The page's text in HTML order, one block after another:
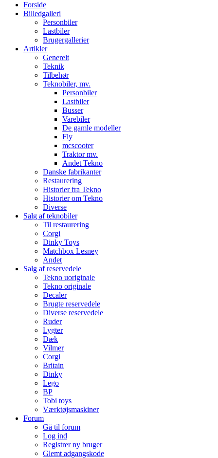
Forside
Billedgalleri
Personbiler
Lastbiler
Brugergallerier
Artikler
Generelt
Teknik
Tilbehør
Teknobiler, mv.
Personbiler
Lastbiler
Busser
Varebiler
De gamle modeller
Fly
mcscooter
Traktor mv.
Andet Tekno
Danske fabrikanter
Restaurering
Historier fra Tekno
Historier om Tekno
Diverse
Salg af teknobiler
Til restaurering
Corgi
Dinky Toys
Matchbox Lesney
Andet
Salg af reservedele
Tekno uoriginale
Tekno originale
Decaler
Brugte reservedele
Diverse reservedele
Ruder
Lygter
Dæk
Vilmer
Corgi
Britain
Dinky
Lego
BP
Tobi toys
Værktøjsmaskiner
Forum
Gå til forum
Log ind
Registrer ny bruger
Glemt adgangskode